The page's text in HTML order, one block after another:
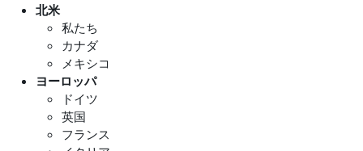
北米
私たち
カナダ
メキシコ
ヨーロッパ
ドイツ
英国
フランス